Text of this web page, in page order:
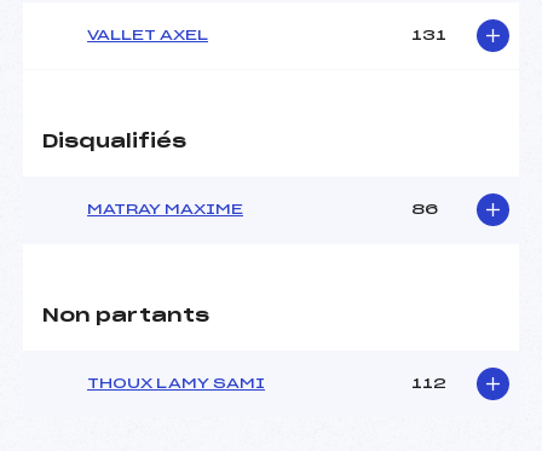
VALLET AXEL 131
Disqualifiés
MATRAY MAXIME 86
Non partants
THOUX LAMY SAMI 112